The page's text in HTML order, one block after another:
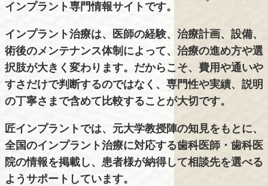
インプラント専門情報サイトです。
インプラント治療は、医師の経験、治療計画、設備、
術後のメンテナンス体制によって、治療の進め方や選
択肢が大きく変わります。だからこそ、費用や通いや
すさだけで判断するのではなく、専門性や実績、説明
の丁寧さまで含めて比較することが大切です。
匠インプラントでは、元大学教授陣の知見をもとに、
全国のインプラント治療に対応する歯科医師・歯科医
院の情報を掲載し、患者様が納得して相談先を選べる
ようサポートしています。